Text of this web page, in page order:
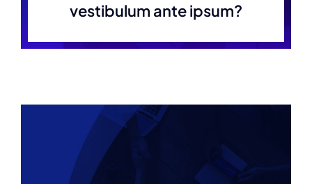
vestibulum ante ipsum?